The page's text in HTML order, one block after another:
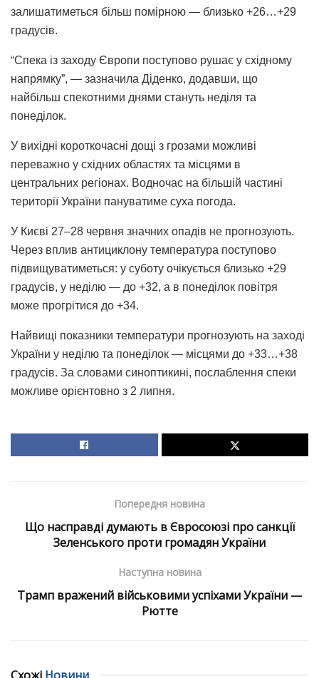
залишатиметься більш помірною — близько +26…+29
градусів.
“Спека із заходу Європи поступово рушає у східному
напрямку”, — зазначила Діденко, додавши, що
найбільш спекотними днями стануть неділя та
понеділок.
У вихідні короткочасні дощі з грозами можливі
переважно у східних областях та місцями в
центральних регіонах. Водночас на більшій частині
території України пануватиме суха погода.
У Києві 27–28 червня значних опадів не прогнозують.
Через вплив антициклону температура поступово
підвищуватиметься: у суботу очікується близько +29
градусів, у неділю — до +32, а в понеділок повітря
може прогрітися до +34.
Найвищі показники температури прогнозують на заході
України у неділю та понеділок — місцями до +33…+38
градусів. За словами синоптикині, послаблення спеки
можливе орієнтовно з 2 липня.
Попередня новина
Що насправді думають в Євросоюзі про санкції
Зеленського проти громадян України
Наступна новина
Трамп вражений військовими успіхами України —
Рютте